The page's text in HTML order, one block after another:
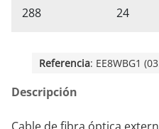
288 24
Referencia: EE8WBG1
Descripción